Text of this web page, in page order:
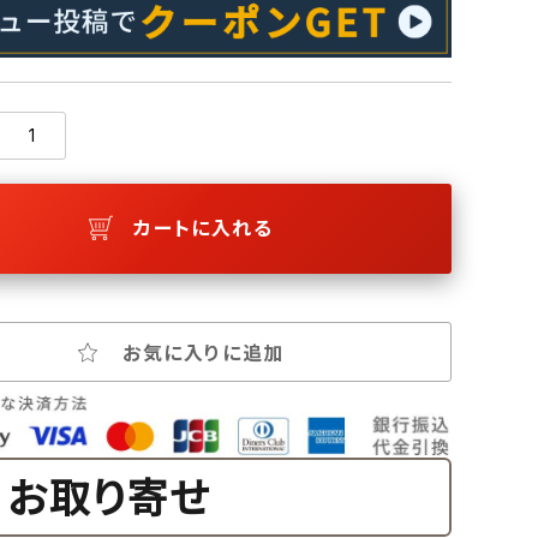
カートに入れる
お気に入りに追加
お取り寄せ